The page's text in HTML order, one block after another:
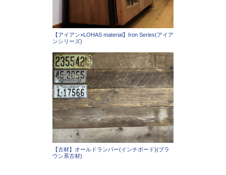
【アイアン×LOHAS material】Iron Series(アイア
ンシリーズ)
【古材】オールドランバー(インチボード)(ブラ
ウン系古材)